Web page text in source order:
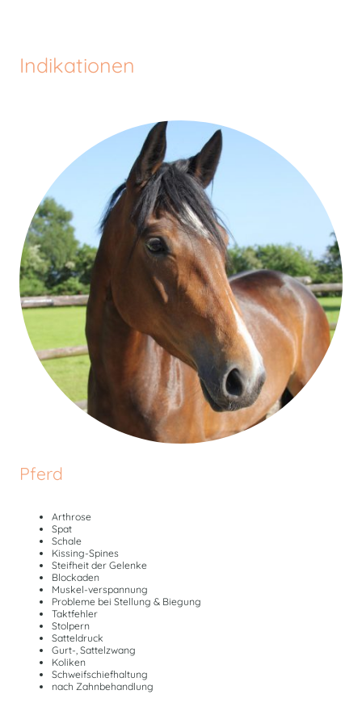
Indikationen
Pferd
Arthrose
Spat
Schale
Kissing-Spines
Steifheit der Gelenke
Blockaden
Muskel-verspannung
Probleme bei Stellung & Biegung
Taktfehler
Stolpern
Satteldruck
Gurt-, Sattelzwang
Koliken
Schweifschiefhaltung
nach Zahnbehandlung